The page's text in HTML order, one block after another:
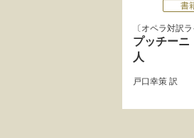
書
オペラ対訳
プッチー
人
戸口幸策 訳